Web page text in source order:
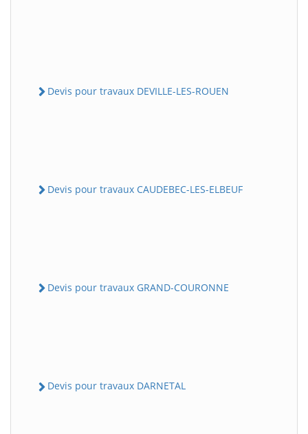
Devis pour travaux DEVILLE-LES-ROUEN
Devis pour travaux CAUDEBEC-LES-ELBEUF
Devis pour travaux GRAND-COURONNE
Devis pour travaux DARNETAL